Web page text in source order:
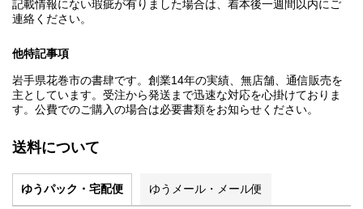
記載情報にない瑕疵が有りました場合は、着本後一週間以内にご
連絡ください。
他特記事項
岩手県花巻市の書肆です。創業14年の実績、無店舗、通信販売を
主としています。受注から発送まで迅速な対応を心掛けておりま
す。公費でのご購入の場合は必要書類をお知らせください。
送料について
ゆうパック・宅配便 ゆうメール・メール便